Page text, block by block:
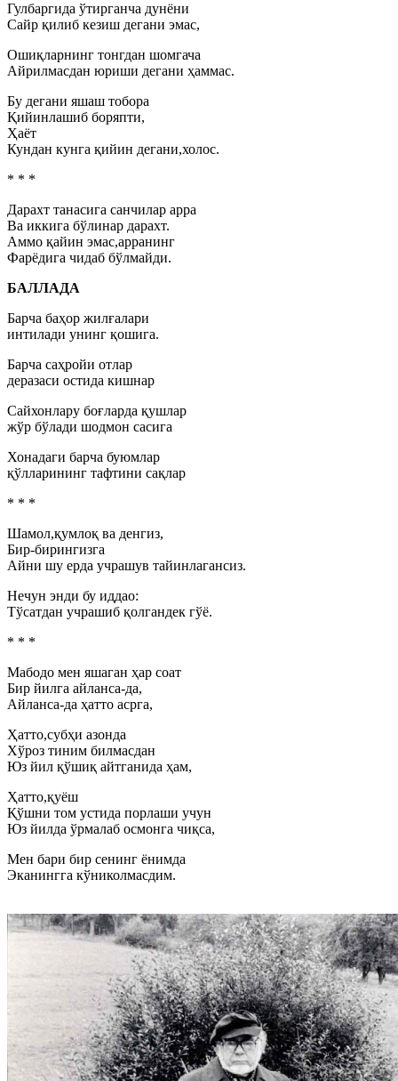
Гулбаргида ўтирганча дунёни
Сайр қилиб кезиш дегани эмас,
Ошиқларнинг тонгдан шомгача
Айрилмасдан юриши дегани ҳаммас.
Бу дегани яшаш тобора
Қийинлашиб боряпти,
Ҳаёт
Кундан кунга қийин дегани,холос.
* * *
Дарахт танасига санчилар арра
Ва иккига бўлинар дарахт.
Аммо қайин эмас,арранинг
Фарёдига чидаб бўлмайди.
БАЛЛАДА
Барча баҳор жилғалари
интилади унинг қошига.
Барча саҳройи отлар
деразаси остида кишнар
Сайхонлару боғларда қушлар
жўр бўлади шодмон сасига
Хонадаги барча буюмлар
қўлларининг тафтини сақлар
* * *
Шамол,қумлоқ ва денгиз,
Бир-бирингизга
Айни шу ерда учрашув тайинлагансиз.
Нечун энди бу иддао:
Тўсатдан учрашиб қолгандек гўё.
* * *
Мабодо мен яшаган ҳар соат
Бир йилга айланса-да,
Айланса-да ҳатто асрга,
Ҳатто,субҳи азонда
Хўроз тиним билмасдан
Юз йил қўшиқ айтганида ҳам,
Ҳатто,қуёш
Қўшни том устида порлаши учун
Юз йилда ўрмалаб осмонга чиқса,
Мен бари бир сенинг ёнимда
Эканингга кўниколмасдим.